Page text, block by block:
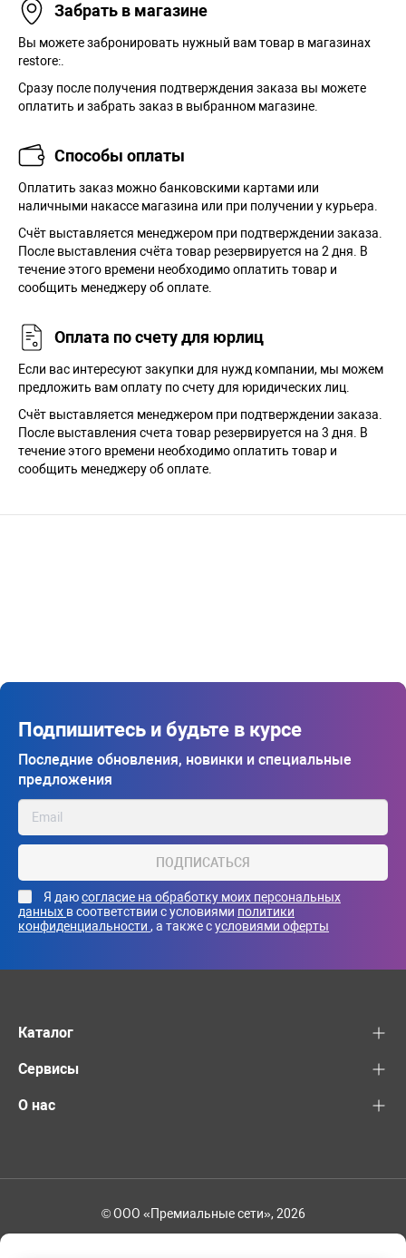
Забрать в магазине
Вы можете забронировать нужный вам товар в магазинах
restore:.
Сразу после получения подтверждения заказа вы можете
оплатить и забрать заказ в выбранном магазине.
Способы оплаты
Оплатить заказ можно банковскими картами или
наличными накассе магазина или при получении у курьера.
Cчёт выставляется менеджером при подтверждении заказа.
После выставления счёта товар резервируется на 2 дня. В
течение этого времени необходимо оплатить товар и
сообщить менеджеру об оплате.
Оплата по счету для юрлиц
Если вас интересуют закупки для нужд компании, мы можем
предложить вам оплату по счету для юридических лиц.
Счёт выставляется менеджером при подтверждении заказа.
После выставления счета товар резервируется на 3 дня. В
течение этого времени необходимо оплатить товар и
сообщить менеджеру об оплате.
Подпишитесь и будьте в курсе
Последние обновления, новинки и специальные
предложения
ПОДПИСАТЬСЯ
Я даюсогласие на обработку моих персональных
данных в соответствии с условиями политики
конфиденциальности , а также сусловиями оферты
Каталог
Сервисы
О нас
© ООО «Премиальные сети», 2026